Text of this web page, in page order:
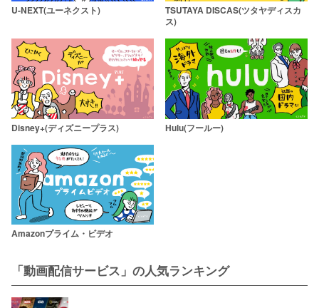
U-NEXT(ユーネクスト)
TSUTAYA DISCAS(ツタヤディスカ
ス)
Disney+(ディズニープラス) Hulu(フールー)
Amazonプライム・ビデオ
「動画配信サービス」の人気ランキング